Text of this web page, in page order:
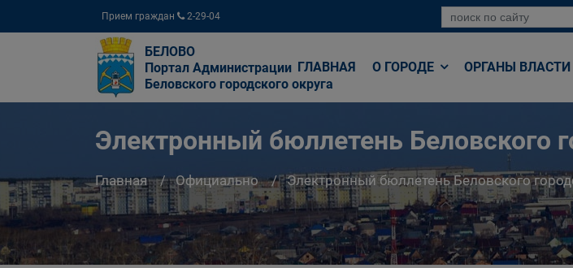
Прием граждан 2-29-04
БЕЛОВО
Портал Администрации
Беловского городского округа
ГЛАВНАЯ О ГОРОДЕ ОРГАНЫ ВЛАСТИ
Электронный бюллетень Беловского
Главная Официально Электронный бюллетень Беловского